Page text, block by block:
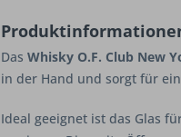
Das Whisky O.F. Club New
in der Hand und sorgt für
Ideal geeignet ist das Glas